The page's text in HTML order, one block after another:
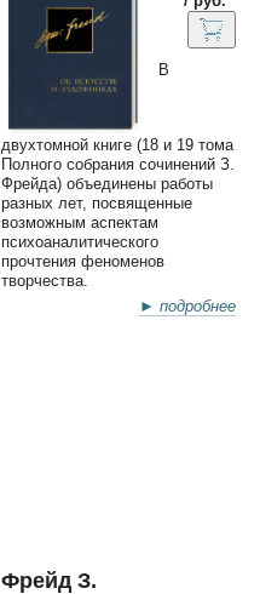
В
двухтомной книге (18 и 19 тома
Полного собрания сочинений З.
Фрейда) объединены работы
разных лет, посвященные
возможным аспектам
психоаналитического
прочтения феноменов
творчества.
► подробнее
Фрейд З.